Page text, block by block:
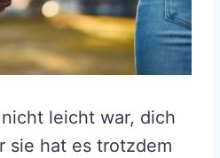
leicht war, dich
sie hat es trotzdem